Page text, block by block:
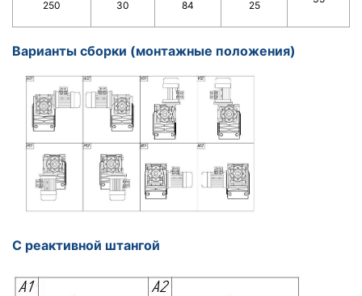
250 30 84 25
Варианты сборки (монтажные положения)
С реактивной штангой